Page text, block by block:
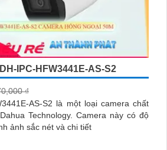
IPC-HFW3441E-AS-S2
₫
AS-S2 là một loại camera chất
Camera này có độ
ảnh sắc nét và chi tiết